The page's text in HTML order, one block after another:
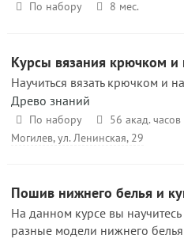
По набору 8 мес.
Курсы вязания крючком и
Научиться вязать крючком и
Древо знаний
По набору
56 акад. часов
Могилев, ул. Ленинская, 29
Пошив нижнего белья и
На данном курсе вы научитесь
разные модели нижнего белья